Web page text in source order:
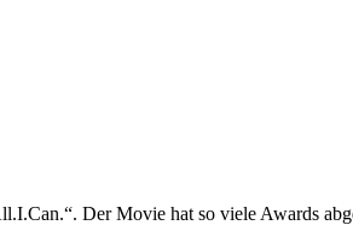
Der Movie hat so viele Awards